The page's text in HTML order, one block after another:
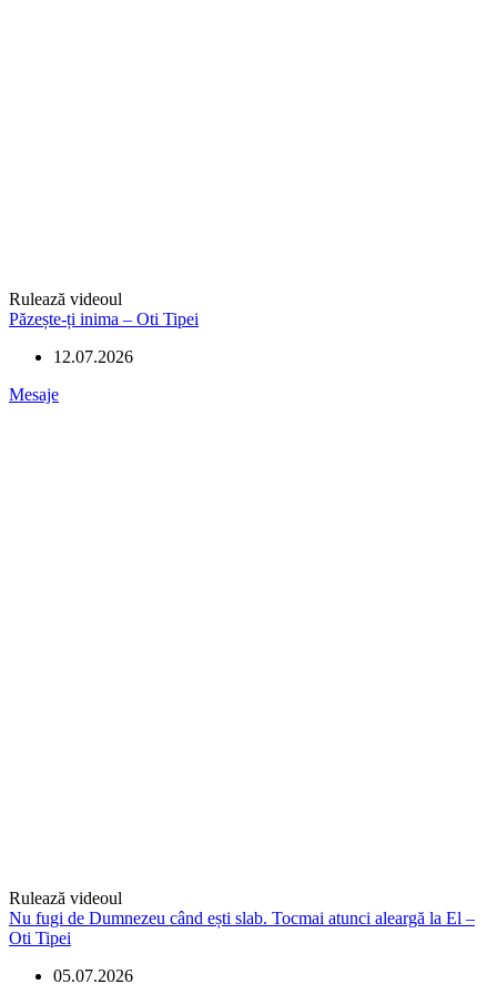
Rulează videoul
Păzește-ți inima – Oti Tipei
12.07.2026
Mesaje
Rulează videoul
Nu fugi de Dumnezeu când ești slab. Tocmai atunci aleargă la El –
Oti Tipei
05.07.2026